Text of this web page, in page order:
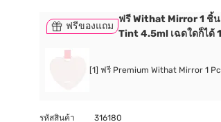
ฟรีของแถม
ฟรี Withat Mirror 1 ชิ้
Tint 4.5ml เฉดใดก็ได้
[1] ฟรี Premium Withat Mirror 1
รหัสสินค้า 316180